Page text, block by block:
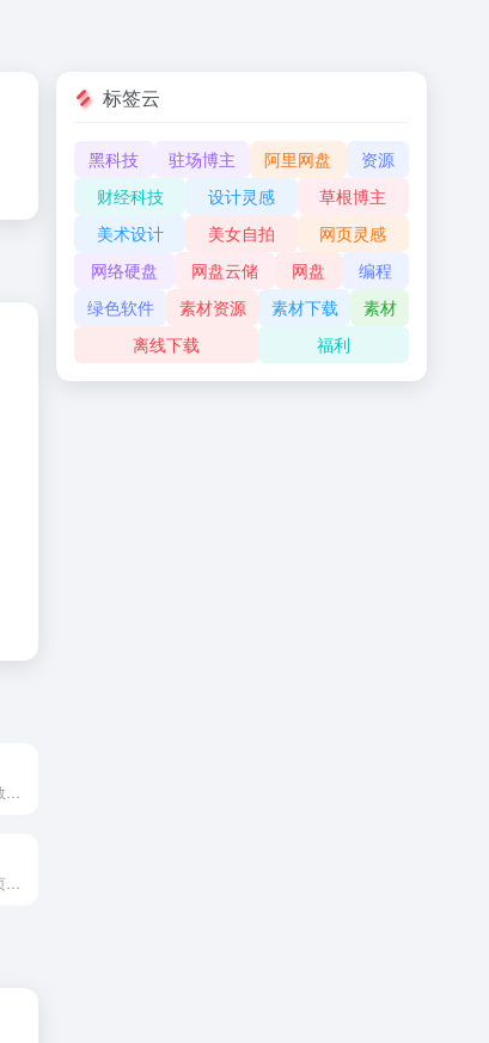
标签云
黑科技 驻场博主 阿里网盘
资源
财经科技
设计灵感
草根博主
美术设计
美女自拍
网页灵感
网络硬盘
网盘云储 网盘
编程
绿色软件
素材资源 素材下载
素材
离线下载
福利